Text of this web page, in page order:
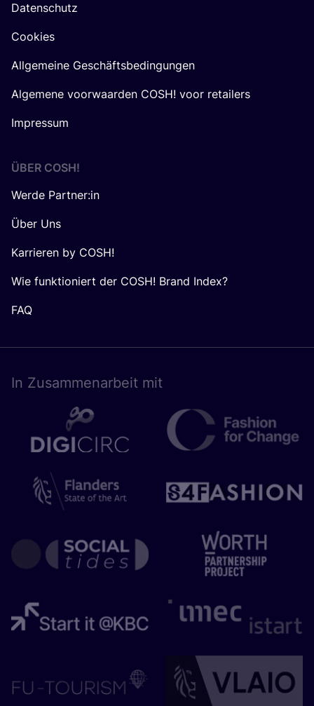
Datenschutz
Cookies
Allgemeine Geschäftsbedingungen
Algemene voorwaarden COSH! voor retailers
Impressum
ÜBER COSH!
Werde Partner:in
Über Uns
Karrieren by COSH!
Wie funktioniert der COSH! Brand Index?
FAQ
In Zusam­men­ar­beit mit